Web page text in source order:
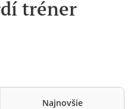
tréner
Najnovšie